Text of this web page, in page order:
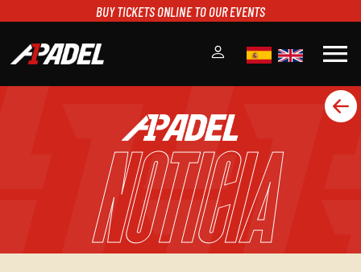
BUY TICKETS ONLINE TO OUR EVENTS
menu
RANKING
CALENDARIO
TORNEOS
NOTICIAS
MULTIMEDIA
SCOREBOARD
NOTICIA